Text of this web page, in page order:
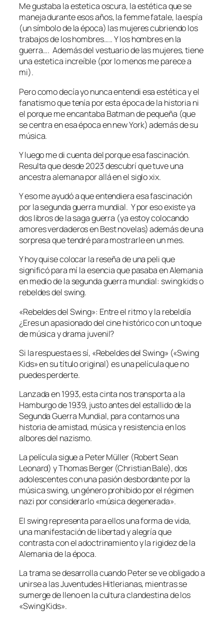
Me gustaba la estetica oscura, la estética que se
maneja durante esos años, la femme fatale, la espía
(un símbolo de la época) las mujeres cubriendo los
trabajos de los hombres….. Y los hombres en la
guerra…. Además del vestuario de las mujeres, tiene
una estetica increíble (por lo menos me parece a
mi).
Pero como decía yo nunca entendi esa estética y el
fanatismo que tenía por esta época de la historia ni
el porque me encantaba Batman de pequeña (que
se centra en esa época en new York) además de su
música.
Y luego me di cuenta del porque esa fascinación.
Resulta que desde 2023 descubrí que tuve una
ancestra alemana por allá en el siglo xix.
Y eso me ayudó a que entendiera esa fascinación
por la segunda guerra mundial. Y por eso existe ya
dos libros de la saga guerra (ya estoy colocando
amores verdaderos en Best novelas) además de una
sorpresa que tendré para mostrarle en un mes.
Y hoy quise colocar la reseña de una peli que
significó para mí la esencia que pasaba en Alemania
en medio de la segunda guerra mundial: swing kids o
rebeldes del swing.
«Rebeldes del Swing»: Entre el ritmo y la rebeldía
¿Eres un apasionado del cine histórico con un toque
de música y drama juvenil?
Si la respuesta es sí, «Rebeldes del Swing» («Swing
Kids» en su título original) es una película que no
puedes perderte.
Lanzada en 1993, esta cinta nos transporta a la
Hamburgo de 1939, justo antes del estallido de la
Segunda Guerra Mundial, para contarnos una
historia de amistad, música y resistencia en los
albores del nazismo.
La película sigue a Peter Müller (Robert Sean
Leonard) y Thomas Berger (Christian Bale), dos
adolescentes con una pasión desbordante por la
música swing, un género prohibido por el régimen
nazi por considerarlo «música degenerada».
El swing representa para ellos una forma de vida,
una manifestación de libertad y alegría que
contrasta con el adoctrinamiento y la rigidez de la
Alemania de la época.
La trama se desarrolla cuando Peter se ve obligado a
unirse a las Juventudes Hitlerianas, mientras se
sumerge de lleno en la cultura clandestina de los
«Swing Kids».